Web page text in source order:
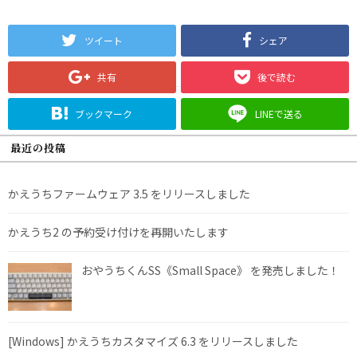
ツイート シェア
共有 後で読む
ブックマーク LINEで送る
最近の投稿
かえうちファームウェア 3.5 をリリースしました
かえうち2 の予約受け付けを再開いたします
おやうちくんSS《Small Space》 を発売しました！
[Windows] かえうちカスタマイズ 6.3 をリリースしました